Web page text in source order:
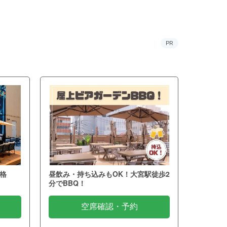
PR
昼飲み・持ち込みもOK！大宮駅徒歩2
分でBBQ！
空席確認・予約